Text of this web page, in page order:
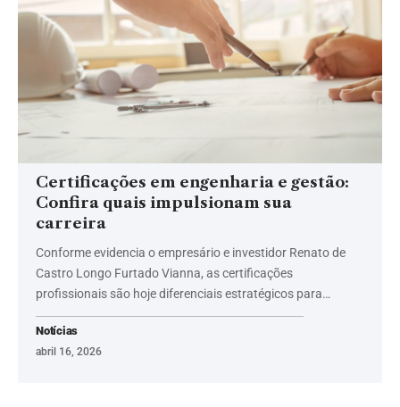
Certificações em engenharia e gestão:
Confira quais impulsionam sua
carreira
Conforme evidencia o empresário e investidor Renato de
Castro Longo Furtado Vianna, as certificações
profissionais são hoje diferenciais estratégicos para…
Notícias
abril 16, 2026